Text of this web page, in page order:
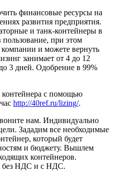
финансовые ресурсы на
развития предприятия.
и танк-контейнеры в
пользование, при этом
компании и можете вернуть
занимает от 4 до 12
3 дней. Одобрение в 99%
контейнера с помощью
http://40ref.ru/lizing/.
нам. Индивидуально
Зададим все необходимые
который будет
и бюджету. Вышлем
контейнеров.
без НДС и с НДС.